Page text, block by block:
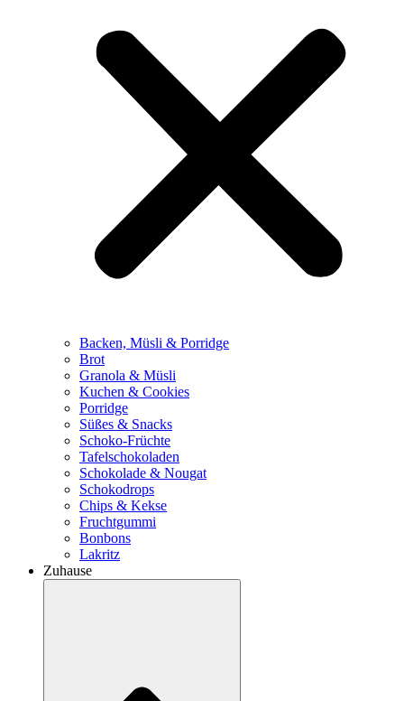
Backen, Müsli & Porridge
Brot
Granola & Müsli
Kuchen & Cookies
Porridge
Süßes & Snacks
Schoko-Früchte
Tafelschokoladen
Schokolade & Nougat
Schokodrops
Chips & Kekse
Fruchtgummi
Bonbons
Lakritz
Zuhause